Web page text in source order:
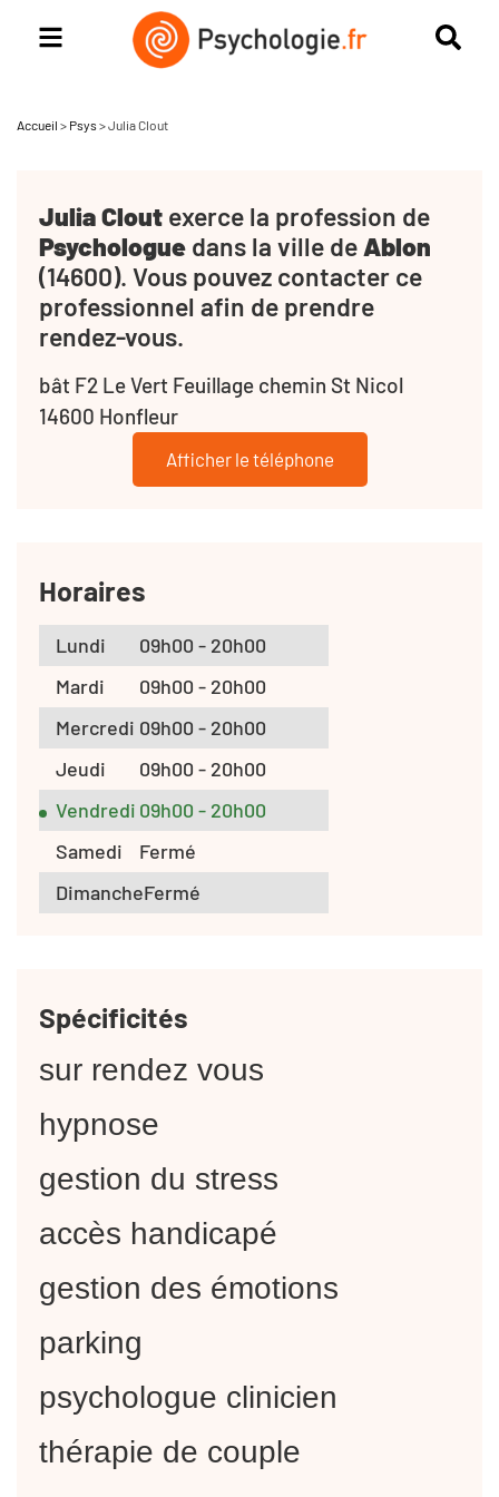
Accueil > Psys >Julia Clout
Julia Clout exerce la profession de
Psychologue dans la ville deAblon
(14600). Vous pouvez contacter ce
professionnel afin de prendre
rendez-vous.
bât F2 Le Vert Feuillage chemin St Nicol
14600 Honfleur
Afficher le téléphone
Horaires
Lundi
09h00 - 20h00
Mardi
09h00 - 20h00
Mercredi 09h00 - 20h00
Jeudi
09h00 - 20h00
Vendredi 09h00 - 20h00
Samedi
Fermé
DimancheFermé
Spécificités
sur rendez vous
hypnose
gestion du stress
accès handicapé
gestion des émotions
parking
psychologue clinicien
thérapie de couple